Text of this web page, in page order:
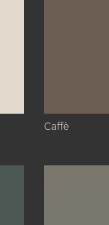
Caffè